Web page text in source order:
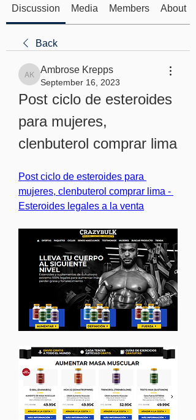
Discussion Media Members About
Back
Ambrose Krepps
Ambrose Krepps
September 16, 2023
Post ciclo de esteroides
para mujeres,
clenbuterol comprar lima
Post ciclo de esteroides para
mujeres, clenbuterol comprar lima -
Esteroides legales a la venta